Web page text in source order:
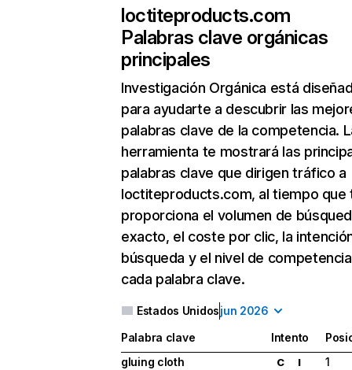
loctiteproducts.com
Palabras clave orgánicas
principales
Investigación Orgánica está
para ayudarte a descubrir las
palabras clave de la competencia.
herramienta te mostrará las
palabras clave que dirigen tráfico a
loctiteproducts.com, al tiempo que
proporciona el volumen de
exacto, el coste por clic, la
búsqueda y el nivel de
cada palabra clave.
Estados Unidosjun 2026
Palabra clave Intento
gluing cloth
C I
1